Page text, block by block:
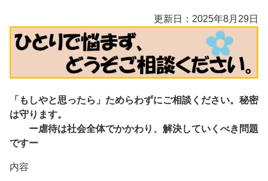
更新日：2025年8月29日
「もしやと思ったら」ためらわずにご相談ください。秘密
は守ります。
ー虐待は社会全体でかかわり、解決していくべき問題
ですー
内容